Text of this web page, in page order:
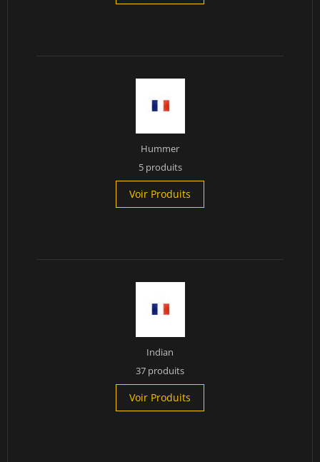
Hummer
5 produits
Voir Produits
Indian
37 produits
Voir Produits